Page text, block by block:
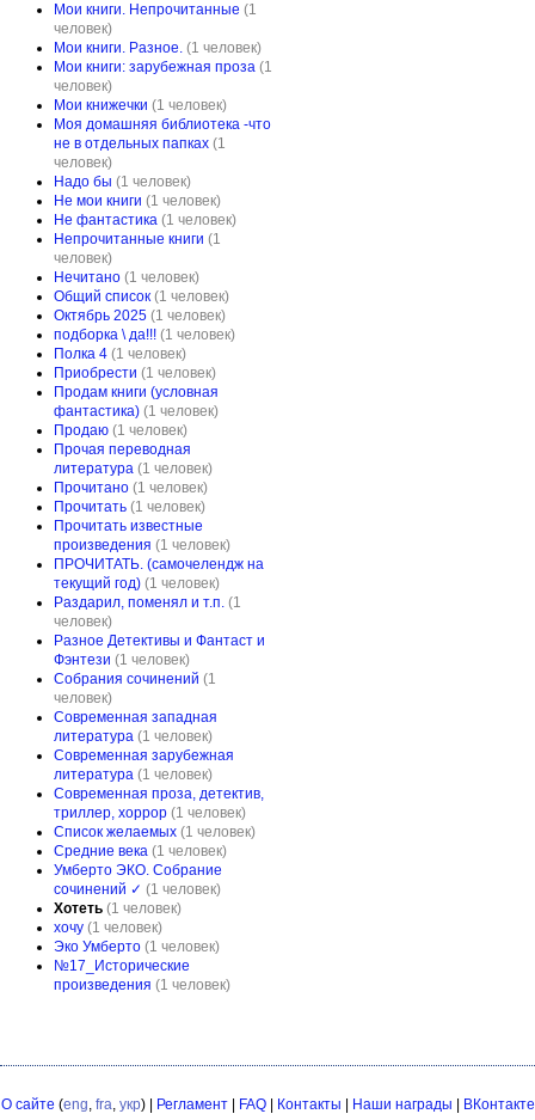
Мои книги. Непрочитанные (1
человек)
Мои книги. Разное. (1 человек)
Мои книги: зарубежная проза (1
человек)
Мои книжечки (1 человек)
Моя домашняя библиотека -что
не в отдельных папках (1
человек)
Надо бы (1 человек)
Не мои книги (1 человек)
Не фантастика (1 человек)
Непрочитанные книги (1
человек)
Нечитано (1 человек)
Общий список (1 человек)
Октябрь 2025 (1 человек)
подборка \ да!!! (1 человек)
Полка 4 (1 человек)
Приобрести (1 человек)
Продам книги (условная
фантастика) (1 человек)
Продаю (1 человек)
Прочая переводная
литература (1 человек)
Прочитано (1 человек)
Прочитать (1 человек)
Прочитать известные
произведения (1 человек)
ПРОЧИТАТЬ. (самочелендж на
текущий год) (1 человек)
Раздарил, поменял и т.п. (1
человек)
Разное Детективы и Фантаст и
Фэнтези (1 человек)
Собрания сочинений (1
человек)
Современная западная
литература (1 человек)
Современная зарубежная
литература (1 человек)
Современная проза, детектив,
триллер, хоррор (1 человек)
Список желаемых (1 человек)
Средние века (1 человек)
Умберто ЭКО. Собрание
сочинений ✓ (1 человек)
Хотеть (1 человек)
хочу (1 человек)
Эко Умберто (1 человек)
№17_Исторические
произведения (1 человек)
О сайте (eng, fra, укр) | Регламент| FAQ| Контакты Наши награды ВКонтакте